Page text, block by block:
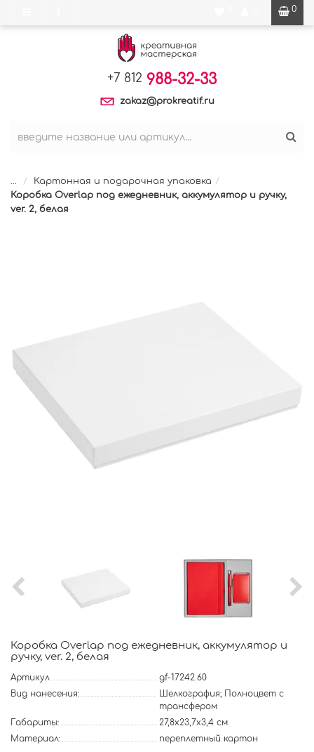
0
+7 812 988-32-33
zakaz@prokreatif.ru
...
Картонная и подарочная упаковка
Коробка Overlap под ежедневник, аккумулятор и ручку,
ver. 2, белая
Коробка Overlap под ежедневник, аккумулятор и
ручку, ver. 2, белая
Артикул
gf-17242.60
Вид нанесения:
Шелкография; Полноцвет с
трансфером
Габариты:
27,8х23,7х3,4 см
Материал:
переплетный картон